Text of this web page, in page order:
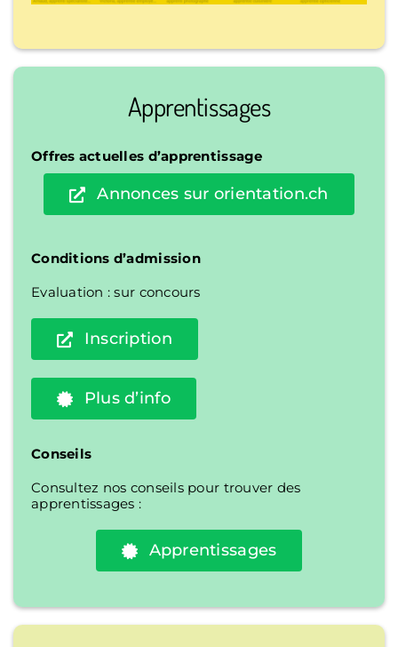
Apprentissages
Offres actuelles d’apprentissage
Annonces sur orientation.ch
Conditions d’admission
Evaluation : sur concours
Inscription
Plus d’info
Conseils
Consultez nos conseils pour trouver des
apprentissages :
Apprentissages